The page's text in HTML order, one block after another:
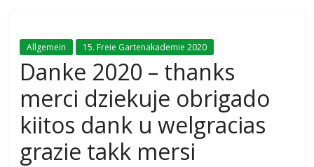
Allgemein 15. Freie Gartenakademie 2020
Danke 2020 – thanks
merci dziekuje obrigado
kiitos dank u welgracias
grazie takk mersi